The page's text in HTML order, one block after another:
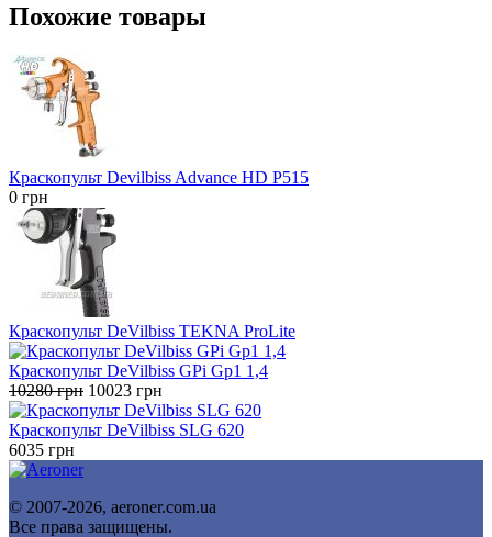
Похожие товары
Краскопульт Devilbiss Advance HD P515
0 грн
Краскопульт DeVilbiss TEKNA ProLite
Краскопульт DeVilbiss GPi Gp1 1,4
10280грн Первоначальная
цена
составляла
10023 грн
цена:
10023 грн.
Краскопульт DeVilbiss SLG 620
6035 грн
© 2007-2026, aeroner.com.ua
Все права защищены.